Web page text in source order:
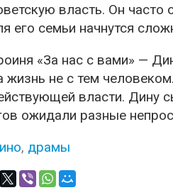
власть. Он
его семьи начнутся
«За нас с вами» —
жизнь не с тем
власти. Дину
ожидали разные
, драмы